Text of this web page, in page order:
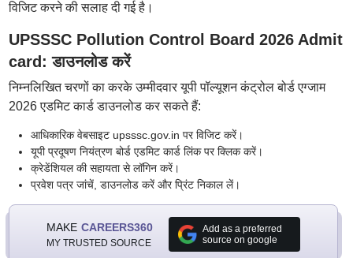
विजिट करने की सलाह दी गई है।
UPSSSC Pollution Control Board 2026 Admit
card: डाउनलोड करें
निम्नलिखित चरणों का करके उम्मीदवार यूपी पॉल्यूशन कंट्रोल बोर्ड एग्जाम
2026 एडमिट कार्ड डाउनलोड कर सकते हैं:
आधिकारिक वेबसाइट upsssc.gov.in पर विजिट करें।
यूपी प्रदूषण नियंत्रण बोर्ड एडमिट कार्ड लिंक पर क्लिक करें।
क्रेडेंशियल की सहायता से लॉगिन करें।
प्रवेश पत्र जांचें, डाउनलोड करें और प्रिंट निकाल लें।
MAKE CAREERS360
MY TRUSTED SOURCE
Add as a preferred
source on google